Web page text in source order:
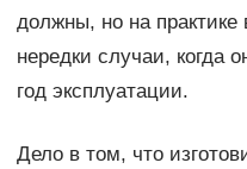
должны, но на
нередки случаи, когда
год эксплуатации.
Дело в том, что